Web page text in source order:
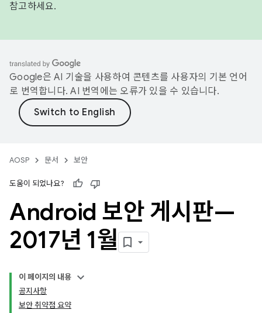
참고하세요.
Google은 AI 기술을 사용하여 콘텐츠를 사용자의 기본 언어
로 번역합니다. AI 번역에는 오류가 있을 수 있습니다.
AOSP 문서 보안
도움이 되었나요?
Android 보안 게시판—
2017년 1월
이 페이지의 내용
공지사항
보안 취약점 요약